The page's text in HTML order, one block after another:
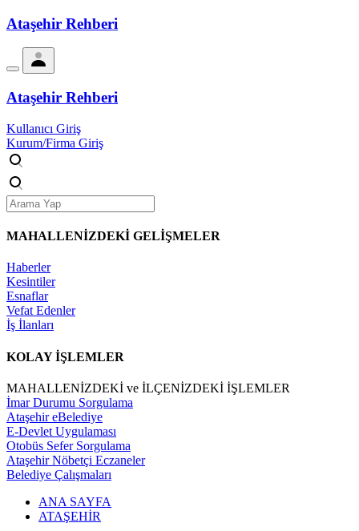
Ataşehir Rehberi
Ataşehir Rehberi
Kullanıcı Giriş
Kurum/Firma Giriş
MAHALLENİZDEKİ GELİŞMELER
Haberler
Kesintiler
Esnaflar
Vefat Edenler
İş İlanları
KOLAY İŞLEMLER
MAHALLENİZDEKİ ve İLÇENİZDEKİ İŞLEMLER
İmar Durumu Sorgulama
Ataşehir eBelediye
E-Devlet Uygulaması
Otobüs Sefer Sorgulama
Ataşehir Nöbetçi Eczaneler
Belediye Çalışmaları
ANA SAYFA
ATAŞEHİR